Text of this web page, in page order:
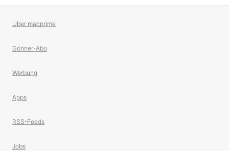
Über macprime
Gönner-Abo
Werbung
Apps
RSS-Feeds
Jobs